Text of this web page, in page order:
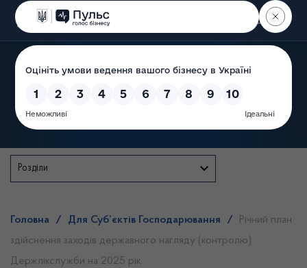
Пошук
Розділи
Головна / Для Суб’єктів Господарювання /
Річний план
здійснення заходів державного нагляду (контролю)
Держлікслужби на 2025 рік